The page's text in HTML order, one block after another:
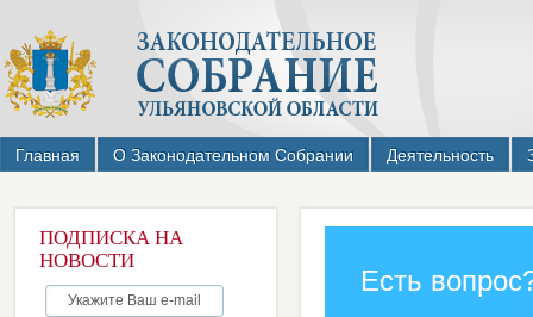
Главная О Законодательном Собрании Деятельность
ПОДПИСКА НА
НОВОСТИ
Есть